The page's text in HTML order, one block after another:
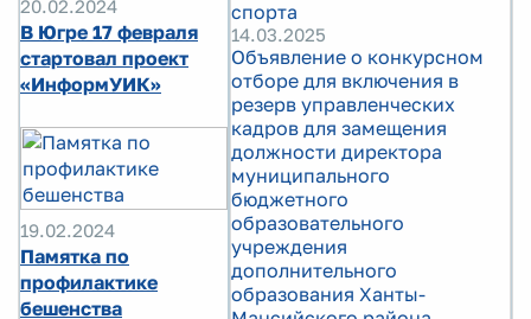
20.02.2024
В Югре 17 февраля
стартовал проект
«ИнформУИК»
19.02.2024
Памятка по
профилактике
бешенства
спорта
14.03.2025
Объявление о конкурсном
отборе для включения в
резерв управленческих
кадров для замещения
должности директора
муниципального
бюджетного
образовательного
учреждения
дополнительного
образования Ханты-